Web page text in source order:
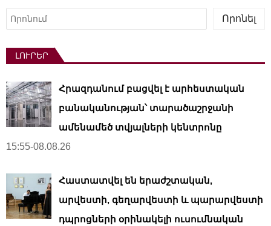
s
p
a
g
i
n
a
t
i
n
Որոնել
Որոնել
ԼՈՒՐԵՐ
Հրազդանում բացվել է արհեստական ​​
բանականության՝ տարածաշրջանի
ամենամեծ տվյալների կենտրոնը
15:55-08.08.26
Հաստատվել են երաժշտական,
արվեստի, գեղարվեստի և պարարվեստի
դպրոցների օրինակելի ուսումնական